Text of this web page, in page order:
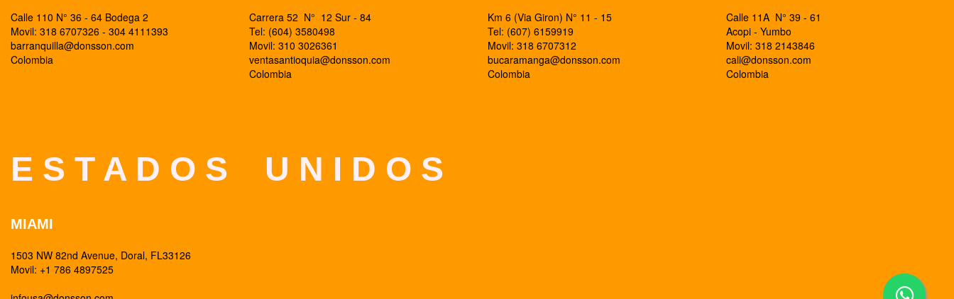
Calle 110 N° 36 - 64 Bodega 2
Movil: 318 6707326 - 304 4111393
barranquilla@donsson.com
Colombia
Carrera 52 N° 12 Sur - 84
Tel: (604) 3580498
Movil: 310 3026361
ventasantioquia@donsson.com
Colombia
Km 6 (Via Giron) N° 11 - 15
Tel: (607) 6159919
Movil: 318 6707312
bucaramanga@donsson.com
Colombia
Calle 11A N° 39 - 61
Acopi - Yumbo
Movil: 318 2143846
cali@donsson.com
Colombia
E S T A D O S U N I D O S
MIAMI
1503 NW 82nd Avenue, Doral, FL33126
Movil: +1 786 4897525